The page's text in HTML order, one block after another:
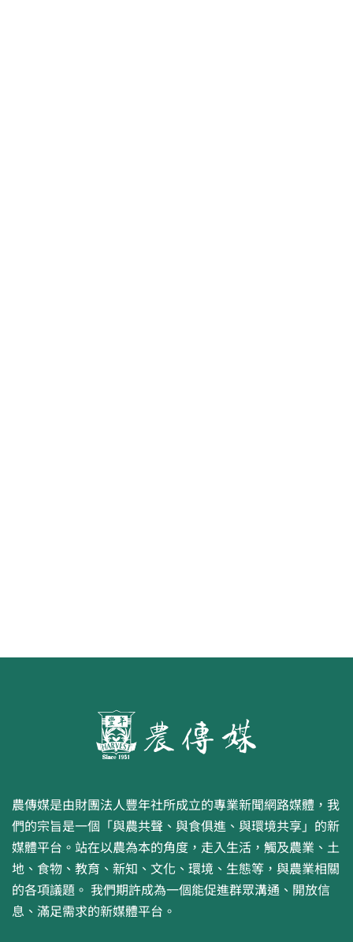
農傳媒是由財團法人豐年社所成立的專業新聞網路媒體，我
們的宗旨是一個「與農共聲、與食俱進、與環境共享」的新
媒體平台。站在以農為本的角度，走入生活，觸及農業、土
地、食物、教育、新知、文化、環境、生態等，與農業相關
的各項議題。 我們期許成為一個能促進群眾溝通、開放信
息、滿足需求的新媒體平台。